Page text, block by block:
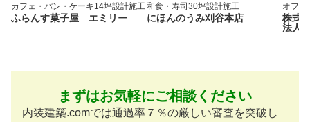
カフェ・パン・ケーキ14坪設計施工
ふらんす菓子屋 エミリー
和食・寿司30坪設計施工
にほんのうみ刈谷本店
オフィ
株式
法人
まずはお気軽にご相談ください
内装建築.comでは通過率７％の厳しい審査を突破し